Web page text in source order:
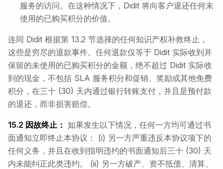
服务的访问。在这种情况下，Didit 将向客户退还任何未
使用的已购买积分的价值。
连同 Didit 根据第 13.2 节选择的任何知识产权补救终止，
这些是穷尽的退款事件。任何退款仅等于 Didit 实际收到并
保留的未使用的已购买积分的金额，绝不超过 Didit 实际收
到的现金，不包括 SLA 服务积分和促销、奖励或其他免费
积分，在三十 (30) 天内通过银行转账支付，并且是预付款
的退还，而非损害赔偿。
15.2 因故终止： 如果发生以下情况，任何一方均可通过书
面通知立即终止本协议： (i) 另一方严重违反本协议项下的
任何义务，并且在收到指明违约的书面通知后三十 (30) 天
内未能纠正此类违约。 (ii) 另一方破产、资不抵债、清算、